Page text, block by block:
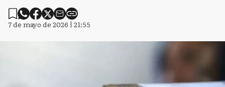
7 de mayo de 2026 | 21:55